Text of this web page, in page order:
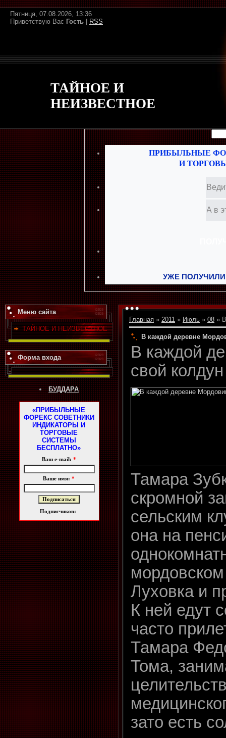
Пятница, 07.08.2026, 13:36
Приветствую Вас Гость RSS
ТАЙНОЕ И
НЕИЗВЕСТНОЕ
ПРИБЫЛЬНЫЕ
И
УЖЕ
Меню сайта
ТАЙНОЕ И НЕИЗВЕСТНОЕ
Форма входа
БУДДАРА
«ПРИБЫЛЬНЫЕ
ФОРЕКС СОВЕТНИКИ
ИНДИКАТОРЫ И
ТОРГОВЫЕ
СИСТЕМЫ
БЕСПЛАТНО»
Ваш e-mail: *
Ваше имя:*
Подписчиков:
Главная » 2011 » Июль » 08 »
В каждой деревне
В каждой
свой колдун
Тамара
скромной
сельским
она на
Луховка и
К ней едут
часто
Тамара
Тома,
зато есть